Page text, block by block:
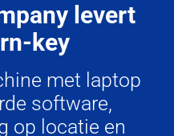
levert
key
met laptop
software,
op locatie en